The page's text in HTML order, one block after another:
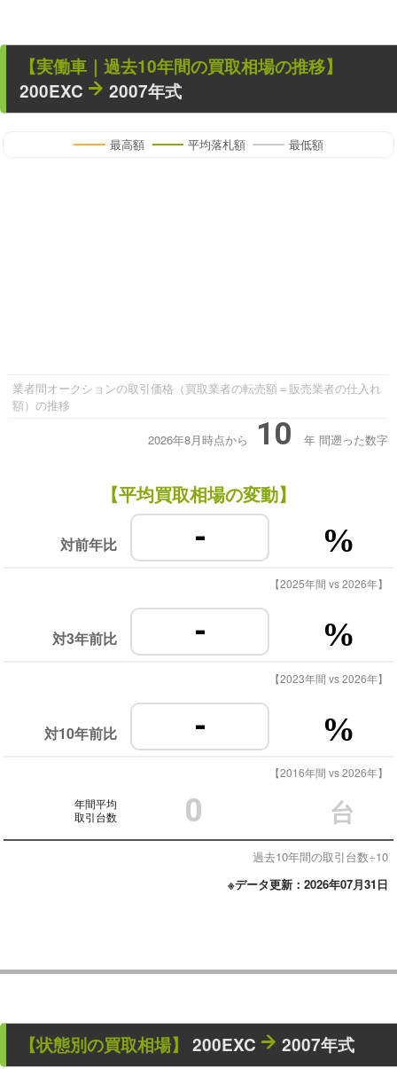
【実働車 ｜過去10年間の買取相場の推移】
200EXC
2007年式
最高額 平均落札額 最低額
業者間オークションの取引価格（買取業者の転売額＝販売業者の仕入れ
額）の推移
2026年8月時点から 10 年 間遡った数字
【平均買取相場の変動】
対前年比 - %
【2025年間 vs 2026年】
対3年前比 - %
【2023年間 vs 2026年】
対10年前比 - %
【2016年間 vs 2026年】
年間平均
取引台数
0 台
過去10年間の取引台数÷10
※データ更新：2026年07月31日
【状態別の買取相場】 200EXC 2007年式